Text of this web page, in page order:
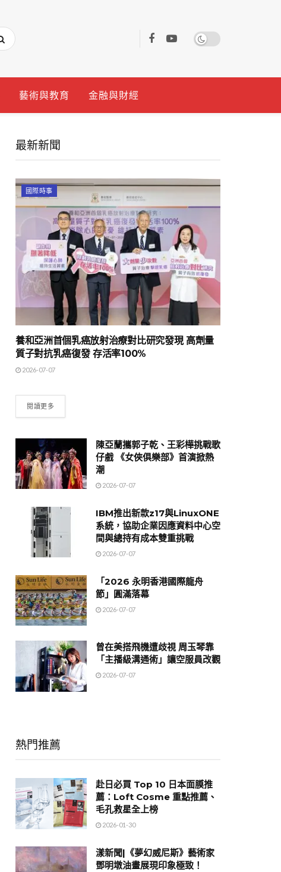
藝術與教育 金融與財經
最新新聞
國際時事
養和亞洲首個乳癌放射治療對比研究發現 高劑量
質子對抗乳癌復發 存活率100%
2026-07-07
閱讀更多
陳亞蘭攜郭子乾、王彩樺挑戰歌
仔戲 《女俠俱樂部》首演掀熱
潮
2026-07-07
IBM推出新款z17與LinuxONE
系統，協助企業因應資料中心空
間與總持有成本雙重挑戰
2026-07-07
「2026 永明香港國際龍舟
節」圓滿落幕
2026-07-07
曾在美搭飛機遭歧視 周玉琴靠
「主播級溝通術」讓空服員改觀
2026-07-07
熱門推薦
赴日必買 Top 10 日本面膜推
薦：Loft Cosme 重點推薦、
毛孔救星全上榜
2026-01-30
漾新聞|《夢幻威尼斯》藝術家
鄧明墩油畫展現印象極致！